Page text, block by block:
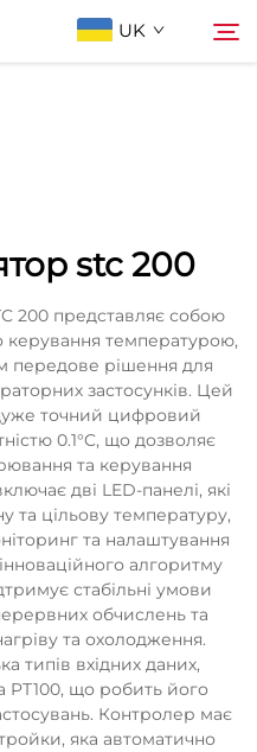
UK
stc 200
200 представляє собою
керування температурою,
передове рішення для
застосунків. Цей
точний цифровий
0.1°C, що дозволяє
та керування
дві LED-панелі, які
та цільову температуру,
та налаштування
алгоритму
стабільні умови
обчислень та
та охолодження.
типів вхідних даних,
PT100, що робить його
Контролер має
яка автоматично